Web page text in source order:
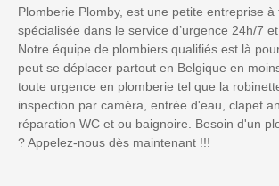
Plomberie Plomby, est une petite entreprise à
spécialisée dans le service d’urgence 24h/7
Notre équipe de plombiers qualifiés est là
peut se déplacer partout en Belgique en
toute urgence en plomberie tel que la
inspection par caméra, entrée d'eau, clapet
réparation WC et ou baignoire. Besoin d'un
? Appelez-nous dès maintenant !!!